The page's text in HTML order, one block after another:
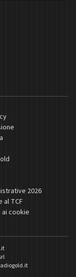
2026
TCF
cookie